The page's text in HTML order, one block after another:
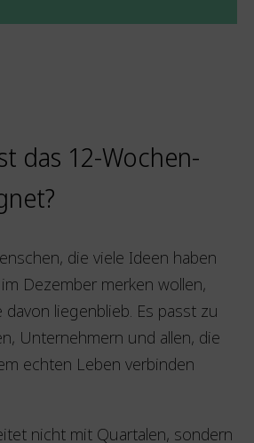
das 12-Wochen-
die viele Ideen haben
Dezember merken wollen,
davon liegenblieb. Es passt zu
Unternehmern und allen, die
echten Leben verbinden
nicht mit Quartalen, sondern